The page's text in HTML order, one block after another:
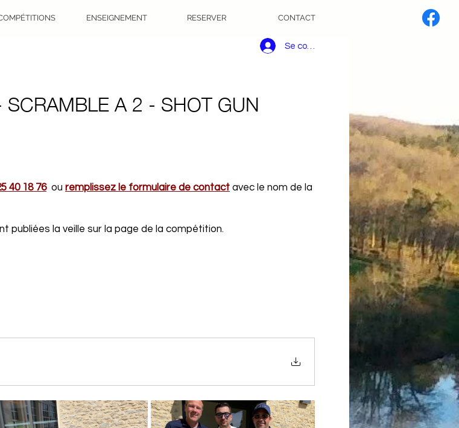
ENSEIGNEMENT RESERVER CONTACT
Se connecter
A 2 - SHOT GUN
40 18 76ou remplissez le formulaire de contact avec le nom de la
publiées la veille sur la page de la compétition.